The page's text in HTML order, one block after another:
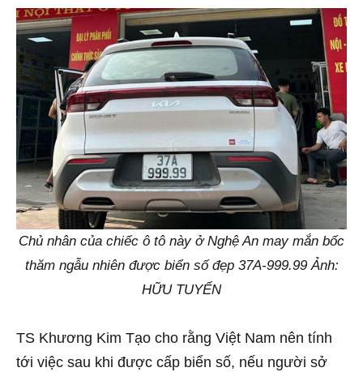
Chủ nhân của chiếc ô tô này ở Nghệ An may mắn bốc
thăm ngẫu nhiên được biển số đẹp 37A-999.99 Ảnh:
HỮU TUYẾN
TS Khương Kim Tạo cho rằng Việt Nam nên tính
tới việc sau khi được cấp biển số, nếu người sở